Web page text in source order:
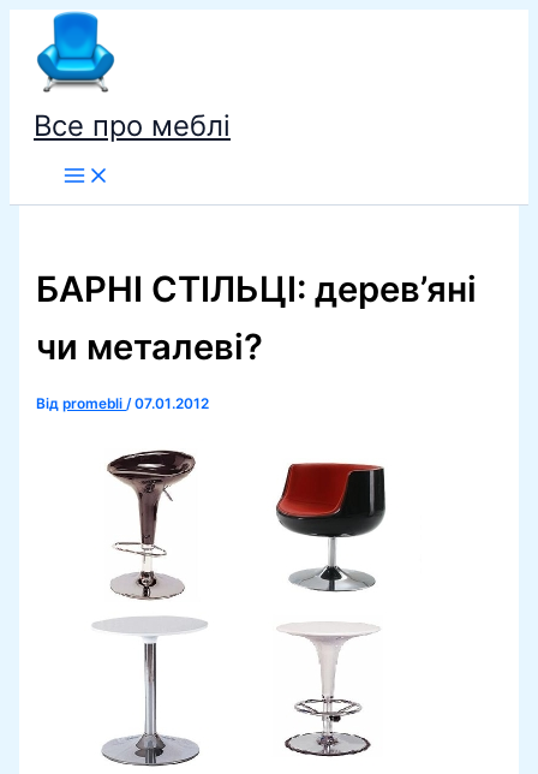
Перейти
вмісту
Все про меблі
БАРНІ СТІЛЬЦІ: дерев’яні
чи металеві?
Відpromebli/07.01.2012